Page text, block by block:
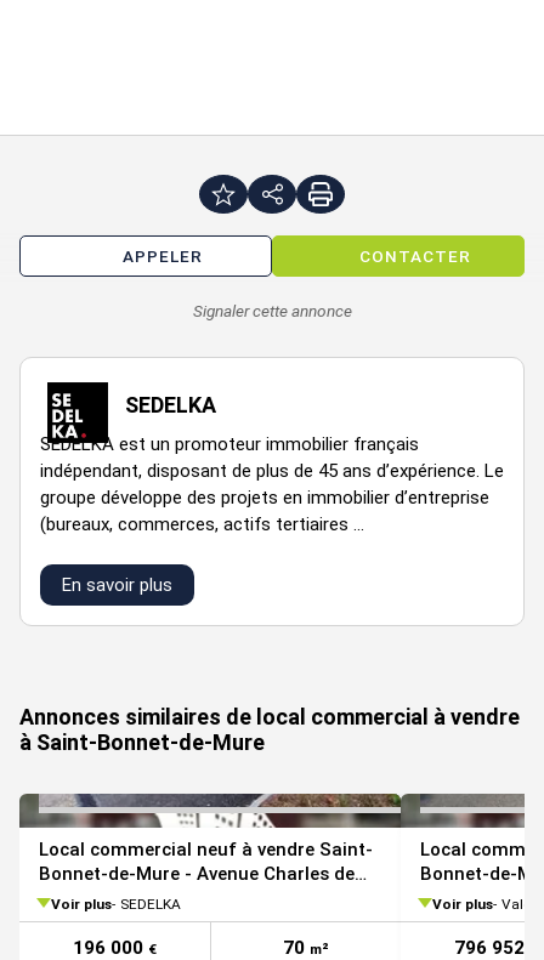
APPELER CONTACTER
Signaler cette annonce
SEDELKA
SEDELKA est un promoteur immobilier français
indépendant, disposant de plus de 45 ans d’expérience. Le
groupe développe des projets en immobilier d’entreprise
(bureaux, commerces, actifs tertiaires ...
En savoir plus
Annonces similaires de local commercial à vendre
à Saint-Bonnet-de-Mure
Local commercial neuf à vendre Saint-
Bonnet-de-Mure - Avenue Charles de
Gaulle
Voir plus SEDELKA
196 000 € 70 m²
Local
Bonnet-de-
Voir plus
796 952